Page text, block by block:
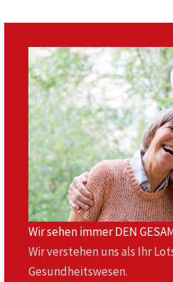
Wir sehen immer DEN
Wir verstehen uns als Ihr
Gesundheitswesen.